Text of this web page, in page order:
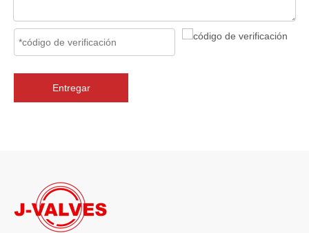
J-VALVES fabrica válvulas de compuerta WCB de gran
Entregar